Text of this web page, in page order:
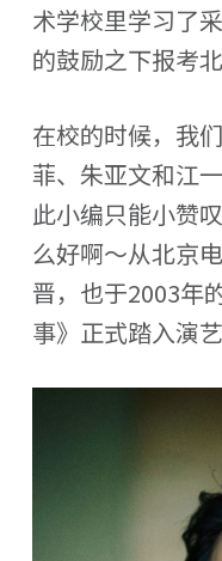
术学校里学习了
的鼓励之下报考
在校的时候，我
菲、朱亚文和江
此小编只能小赞
么好啊～从北京
晋，也于2003年
事》正式踏入演艺